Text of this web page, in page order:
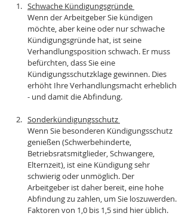
Schwache Kündigungsgründe
Wenn der Arbeitgeber Sie kündigen
möchte, aber keine oder nur schwache
Kündigungsgründe hat, ist seine
Verhandlungsposition schwach. Er muss
befürchten, dass Sie eine
Kündigungsschutzklage gewinnen. Dies
erhöht Ihre Verhandlungsmacht erheblich
- und damit die Abfindung.
Sonderkündigungsschutz
Wenn Sie besonderen Kündigungsschutz
genießen (Schwerbehinderte,
Betriebsratsmitglieder, Schwangere,
Elternzeit), ist eine Kündigung sehr
schwierig oder unmöglich. Der
Arbeitgeber ist daher bereit, eine hohe
Abfindung zu zahlen, um Sie loszuwerden.
Faktoren von 1,0 bis 1,5 sind hier üblich.